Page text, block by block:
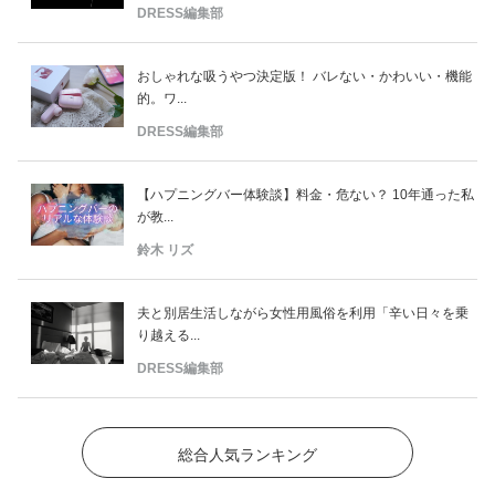
DRESS編集部
おしゃれな吸うやつ決定版！ バレない・かわいい・機能
的。ワ...
DRESS編集部
【ハプニングバー体験談】料金・危ない？ 10年通った私
が教...
鈴木 リズ
夫と別居生活しながら女性用風俗を利用「辛い日々を乗
り越える...
DRESS編集部
総合人気ランキング